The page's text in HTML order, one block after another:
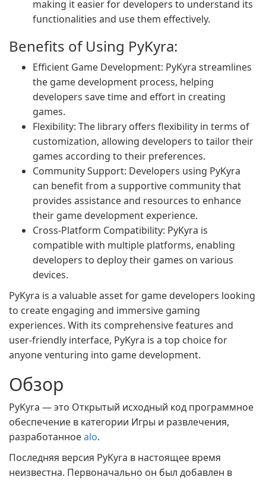
making it easier for developers to understand its
functionalities and use them effectively.
Benefits of Using PyKyra:
Efficient Game Development: PyKyra streamlines
the game development process, helping
developers save time and effort in creating
games.
Flexibility: The library offers flexibility in terms of
customization, allowing developers to tailor their
games according to their preferences.
Community Support: Developers using PyKyra
can benefit from a supportive community that
provides assistance and resources to enhance
their game development experience.
Cross-Platform Compatibility: PyKyra is
compatible with multiple platforms, enabling
developers to deploy their games on various
devices.
PyKyra is a valuable asset for game developers looking
to create engaging and immersive gaming
experiences. With its comprehensive features and
user-friendly interface, PyKyra is a top choice for
anyone venturing into game development.
Обзор
PyKyra — это Открытый исходный код программное
обеспечение в категории Игры и развлечения,
разработанноеalo.
Последняя версия PyKyra в настоящее время
неизвестна. Первоначально он был добавлен в